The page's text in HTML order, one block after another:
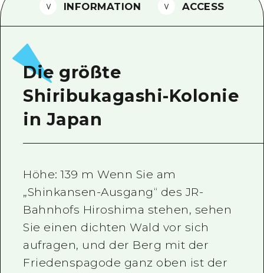
FAQs
Foto-Download
Transportinformationen bei
INFORMATION ACCESS
Die größte
Shiribukagashi-Kolonie
in Japan
Höhe: 139 m Wenn Sie am
„Shinkansen-Ausgang“ des JR-
Bahnhofs Hiroshima stehen, sehen
Sie einen dichten Wald vor sich
aufragen, und der Berg mit der
Friedenspagode ganz oben ist der